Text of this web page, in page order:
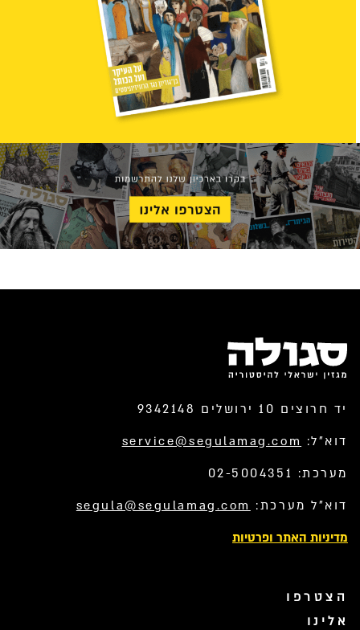
יד חרוצים 10 ירושלים 9342148
דוא”ל: service@segulamag.com
מערכת: 02-5004351
דוא”ל מערכת: segula@segulamag.com
מדיניות האתר ופרטיות
הצטרפו
אלינו